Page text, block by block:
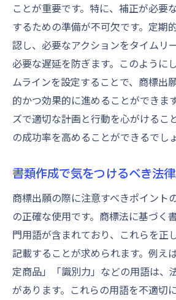
ことが重要です。特に、補正が必要
するための準備が不可欠です。定期
認し、必要なアクションをタイムリ
必要な遅延を防ぎます。このように
ムラインを設定することで、商標出
的かつ効果的に進めることができま
ズで適切な計画と行動を心がけるこ
の成功率を高めることができるでしょ
書類作成で気をつけるべき法
商標出願の際に注意すべきポイント
の正確な使用です。商標法に基づく
門用語が含まれており、これらを正
記載することが求められます。例え
定商品」「識別力」などの用語は、
があります。これらの用語を不適切